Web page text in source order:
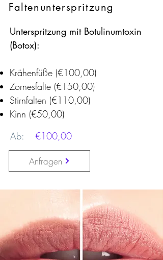
Faltenunterspritzung
Unterspritzung mit Botulinumtoxin
(Botox):
Krähenfüße (€100,00)
Zornesfalte (€150,00)
Stirnfalten (€110,00)
Kinn (€50,00)
Ab:
€100,00
Anfragen